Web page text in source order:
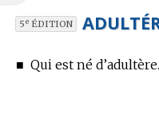
5eÉDITION
■ Qui est né d’adultère.